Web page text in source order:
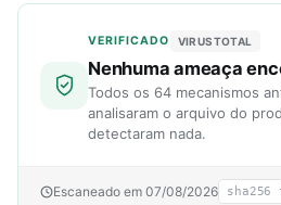
VERIFICADO VIRUSTOTAL
Nenhuma ameaça
Todos os 64 mecanismos
analisaram o arquivo do
detectaram nada.
Escaneado em 07/08/2026 sha256